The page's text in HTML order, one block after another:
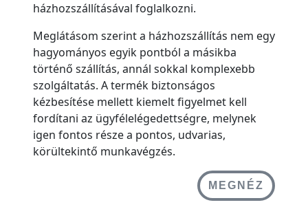
házhozszállításával foglalkozni.
Meglátásom szerint a házhozszállítás nem egy
hagyományos egyik pontból a másikba
történő szállítás, annál sokkal komplexebb
szolgáltatás. A termék biztonságos
kézbesítése mellett kiemelt figyelmet kell
fordítani az ügyfélelégedettségre, melynek
igen fontos része a pontos, udvarias,
körültekintő munkavégzés.
MEGNÉZ